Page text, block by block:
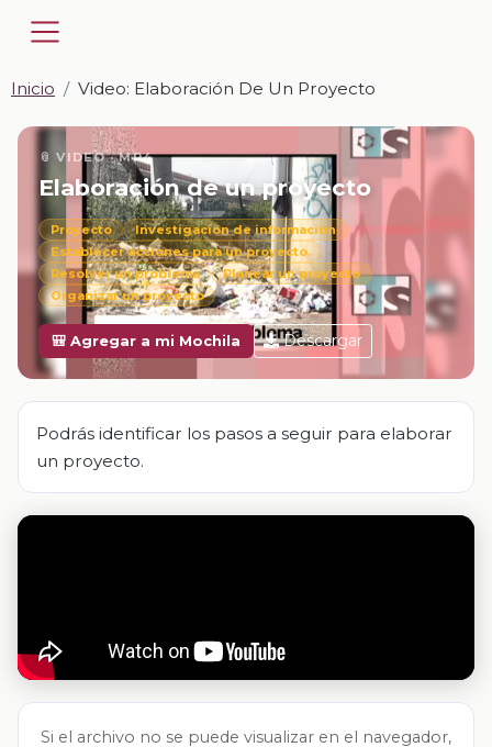
Inicio Video: Elaboración De Un Proyecto
📎 VIDEO · MP4
Elaboración de un proyecto
Proyecto
Investigación de información
Establecer acciones para un proyecto.
Resolver un problema
Planear un proyecto
Organizar un proyecto
🎒 Agregar a mi Mochila Descargar
Podrás identificar los pasos a seguir para elaborar
un proyecto.
Si el archivo no se puede visualizar en el navegador,